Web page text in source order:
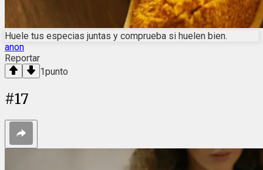
Huele tus especias juntas y comprueba si huelen bien.
anon
Reportar
1punto
#17